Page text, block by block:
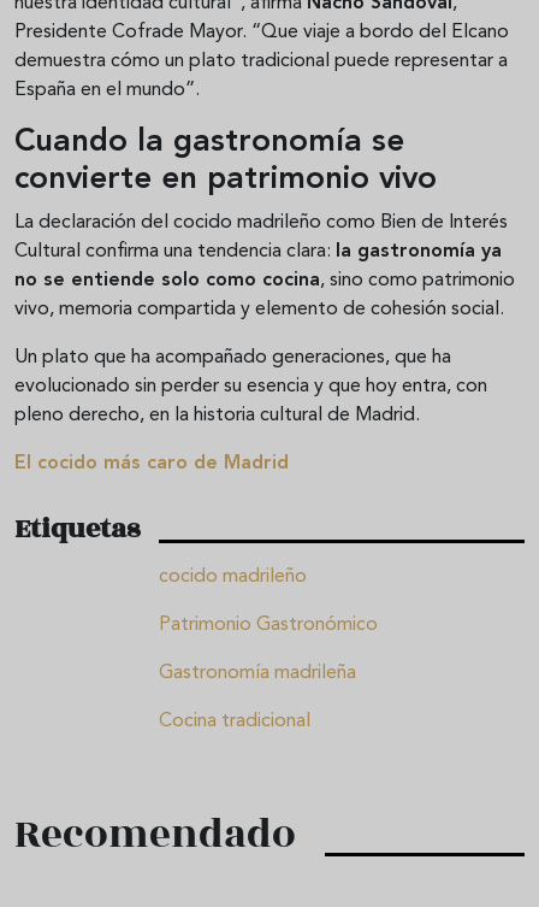
nuestra identidad cultural”, afirma Nacho Sandoval,
Presidente Cofrade Mayor. “Que viaje a bordo del Elcano
demuestra cómo un plato tradicional puede representar a
España en el mundo”.
Cuando la gastronomía se
convierte en patrimonio vivo
La declaración del cocido madrileño como Bien de Interés
Cultural confirma una tendencia clara: la gastronomía ya
no se entiende solo como cocina, sino como patrimonio
vivo, memoria compartida y elemento de cohesión social.
Un plato que ha acompañado generaciones, que ha
evolucionado sin perder su esencia y que hoy entra, con
pleno derecho, en la historia cultural de Madrid.
El cocido más caro de Madrid
Etiquetas
cocido madrileño
Patrimonio Gastronómico
Gastronomía madrileña
Cocina tradicional
Recomendado